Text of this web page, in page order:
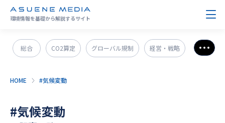
環境情報を基礎から解説するサイト
総合 CO2算定 グローバル規制 経営・戦略
CO2削減 GX人材・スキル
さら
HOME #気候変動
#気候変動